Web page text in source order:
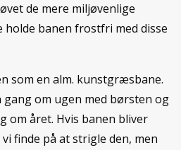
de mere miljøvenlige
holde banen frostfri med disse
som en alm. kunstgræsbane.
om ugen med børsten og
om året. Hvis banen bliver
finde på at strigle den, men